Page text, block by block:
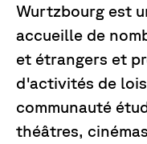
Wurtzbourg est
accueille de
et étrangers et
d'activités de
communauté
théâtres,